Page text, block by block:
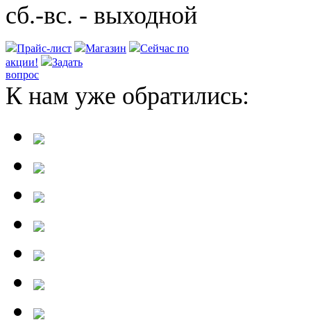
сб.-вс. - выходной
Прайс-лист Магазин
Сейчас по
акции!
Задать
вопрос
К нам уже обратились: